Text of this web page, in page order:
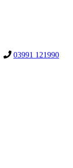
03991 121990